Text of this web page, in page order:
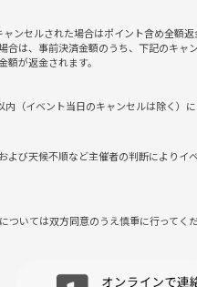
ルスペース
します）
ンセルされた場合はポイント含め全額返
合は、事前決済金額のうち、下記のキ
が返金されます。
内（イベント当日のキャンセルは除く）
よび天候不順など主催者の判断により
ついては双方同意のうえ慎重に行って